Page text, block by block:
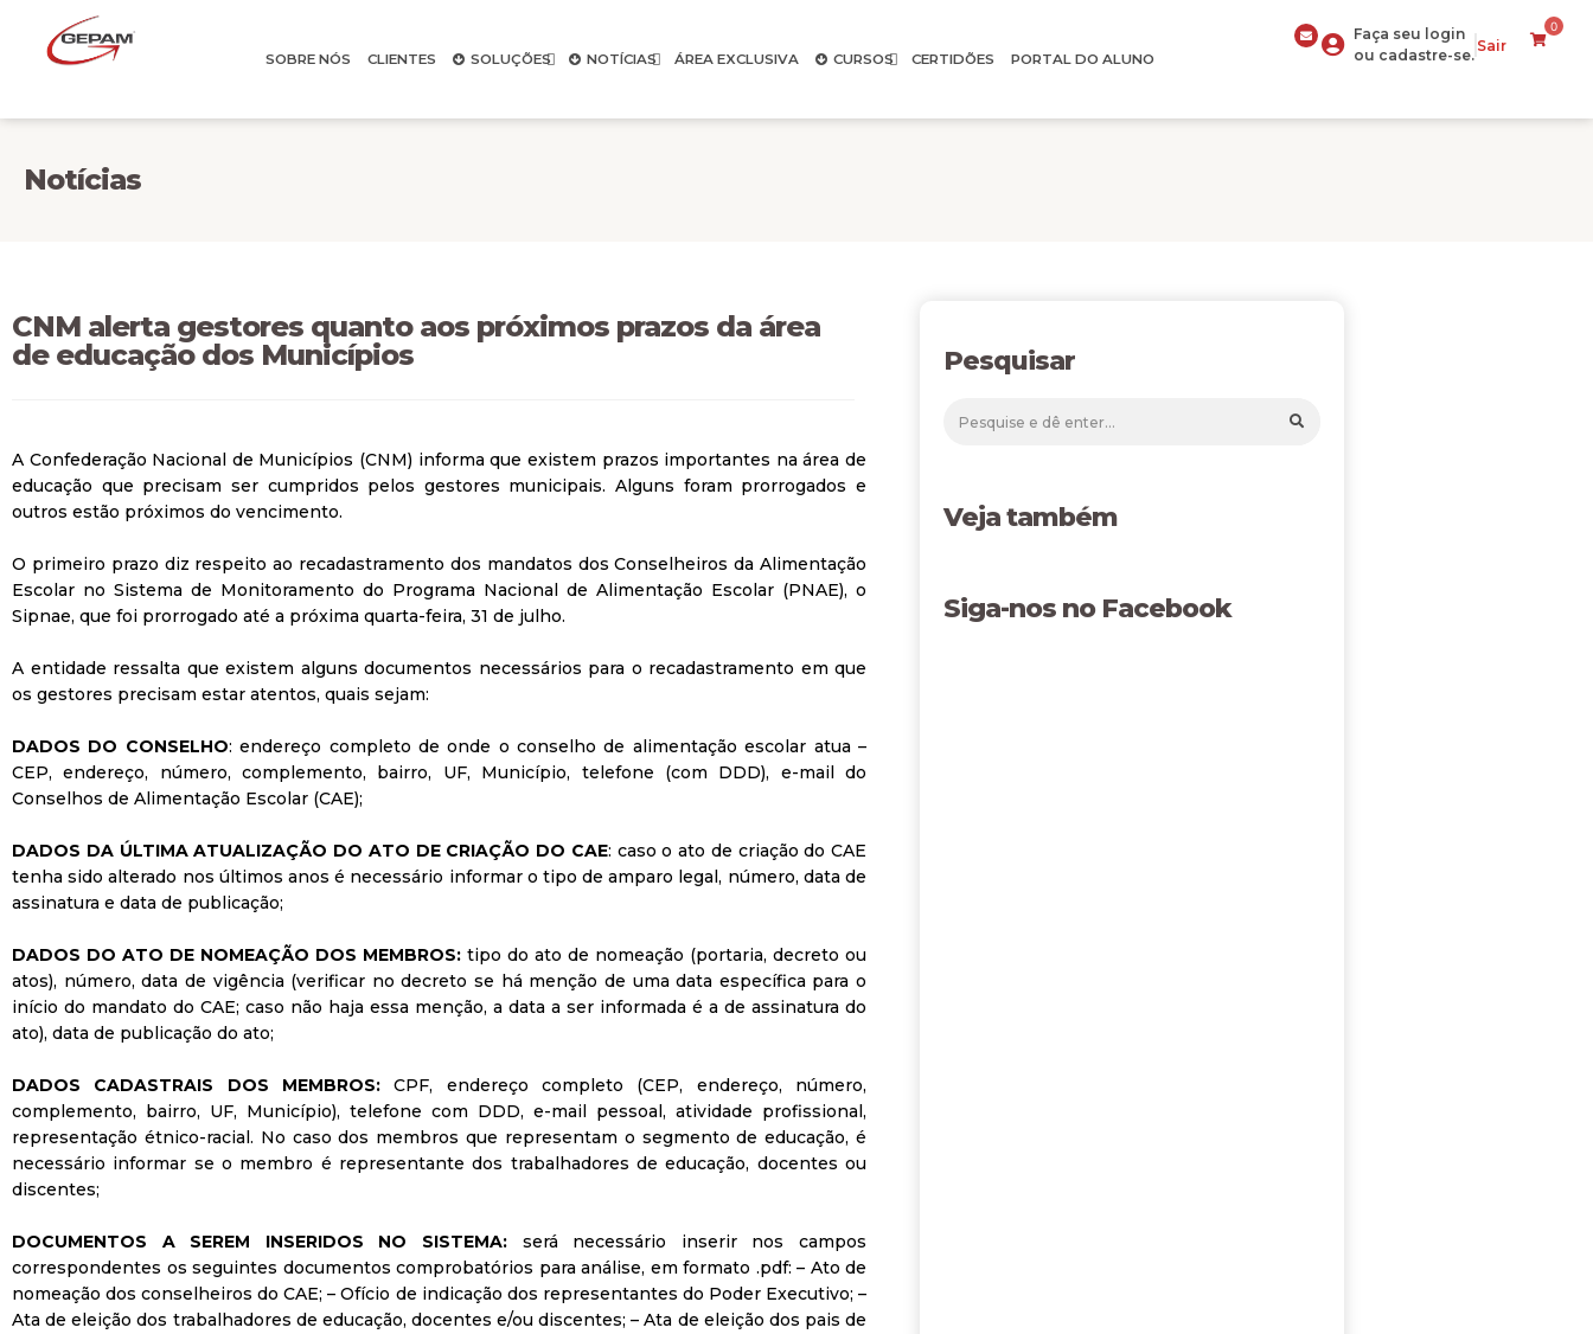
SOBRE NÓS CLIENTES SOLUÇÕES NOTÍCIAS ÁREA EXCLUSIVA CURSOS CERTIDÕES PORTAL DO ALUNO
Faça seu login
ou cadastre-se.
Sair
0
Notícias
CNM alerta gestores quanto aos próximos prazos da área
de educação dos Municípios
A Confederação Nacional de Municípios (CNM) informa que existem prazos importantes na área de
educação que precisam ser cumpridos pelos gestores municipais. Alguns foram prorrogados e
outros estão próximos do vencimento.
O primeiro prazo diz respeito ao recadastramento dos mandatos dos Conselheiros da Alimentação
Escolar no Sistema de Monitoramento do Programa Nacional de Alimentação Escolar (PNAE), o
Sipnae, que foi prorrogado até a próxima quarta-feira, 31 de julho.
A entidade ressalta que existem alguns documentos necessários para o recadastramento em que
os gestores precisam estar atentos, quais sejam:
DADOS DO CONSELHO: endereço completo de onde o conselho de alimentação escolar atua –
CEP, endereço, número, complemento, bairro, UF, Município, telefone (com DDD), e-mail do
Conselhos de Alimentação Escolar (CAE);
DADOS DA ÚLTIMA ATUALIZAÇÃO DO ATO DE CRIAÇÃO DO CAE: caso o ato de criação do CAE
tenha sido alterado nos últimos anos é necessário informar o tipo de amparo legal, número, data de
assinatura e data de publicação;
DADOS DO ATO DE NOMEAÇÃO DOS MEMBROS: tipo do ato de nomeação (portaria, decreto ou
atos), número, data de vigência (verificar no decreto se há menção de uma data específica para o
início do mandato do CAE; caso não haja essa menção, a data a ser informada é a de assinatura do
ato), data de publicação do ato;
DADOS CADASTRAIS DOS MEMBROS:CPF, endereço completo (CEP, endereço, número,
complemento, bairro, UF, Município), telefone com DDD, e-mail pessoal, atividade profissional,
representação étnico-racial. No caso dos membros que representam o segmento de educação, é
necessário informar se o membro é representante dos trabalhadores de educação, docentes ou
discentes;
DOCUMENTOS A SEREM INSERIDOS NO SISTEMA: será necessário inserir nos campos
correspondentes os seguintes documentos comprobatórios para análise, em formato .pdf: – Ato de
nomeação dos conselheiros do CAE; – Ofício de indicação dos representantes do Poder Executivo; –
Ata de eleição dos trabalhadores de educação, docentes e/ou discentes; – Ata de eleição dos pais de
Pesquisar
Veja também
Siga-nos no Facebook